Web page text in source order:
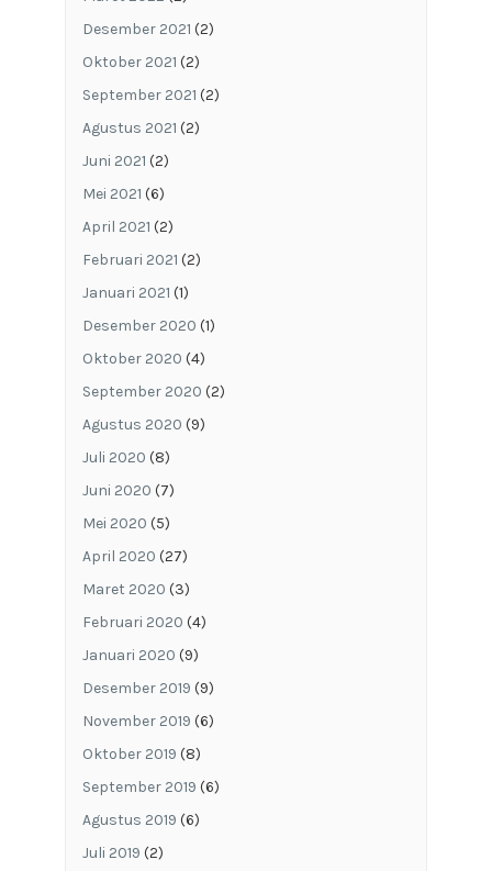
Desember 2021 (2)
Oktober 2021 (2)
September 2021 (2)
Agustus 2021 (2)
Juni 2021 (2)
Mei 2021 (6)
April 2021 (2)
Februari 2021 (2)
Januari 2021 (1)
Desember 2020 (1)
Oktober 2020 (4)
September 2020 (2)
Agustus 2020 (9)
Juli 2020 (8)
Juni 2020 (7)
Mei 2020 (5)
April 2020 (27)
Maret 2020 (3)
Februari 2020 (4)
Januari 2020 (9)
Desember 2019 (9)
November 2019 (6)
Oktober 2019 (8)
September 2019 (6)
Agustus 2019 (6)
Juli 2019 (2)